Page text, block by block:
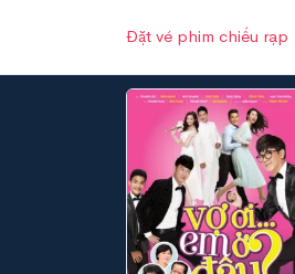
Đặt vé phim chiếu rạp